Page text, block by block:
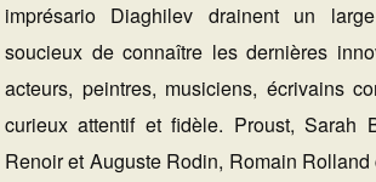
imprésario Diaghilev drainent un
soucieux de connaître les dernières
acteurs, peintres, musiciens, écrivains
curieux attentif et fidèle. Proust, Sarah
Renoir et Auguste Rodin, Romain